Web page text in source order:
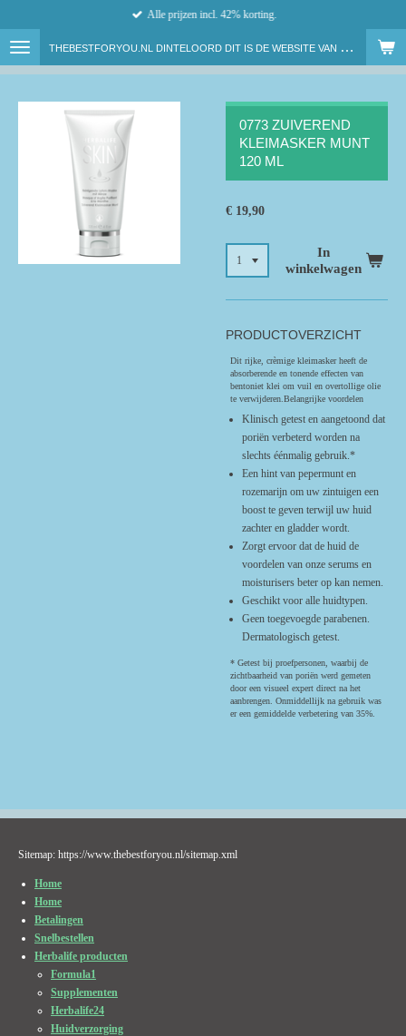
naar
de
THEBESTFORYOU.NL DINTELOORD DIT IS DE WEBSITE VAN ONAFHANKELIJK HERBALIFE NUTRITION MEMBER LENNY VAN DAM
Alle prijzen incl. 42% korting.
0773 ZUIVEREND
KLEIMASKER MUNT
120 ML
€ 19,90
In
winkelwagen
PRODUCTOVERZICHT
Dit rijke, crèmige kleimasker heeft de
absorberende en tonende effecten van
bentoniet klei om vuil en overtollige olie
te verwijderen.Belangrijke voordelen
Klinisch getest en aangetoond dat
poriën verbeterd worden na
slechts éénmalig gebruik.*
Een hint van pepermunt en
rozemarijn om uw zintuigen een
boost te geven terwijl uw huid
zachter en gladder wordt.
Zorgt ervoor dat de huid de
voordelen van onze serums en
moisturisers beter op kan nemen.
Geschikt voor alle huidtypen.
Geen toegevoegde parabenen.
Dermatologisch getest.
* Getest bij proefpersonen, waarbij de
zichtbaarheid van poriën werd gemeten
door een visueel expert direct na het
aanbrengen. Onmiddellijk na gebruik was
er een gemiddelde verbetering van 35%.
Sitemap: https://www.thebestforyou.nl/sitemap.xml
Home
Home
Betalingen
Snelbestellen
Herbalife producten
Formula1
Supplementen
Herbalife24
Huidverzorging